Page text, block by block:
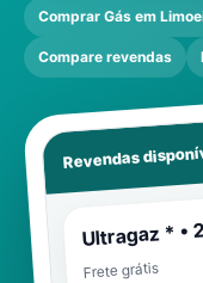
Comprar Gás em
Compare revendas
Revendas
Ultragaz * •
Frete grátis